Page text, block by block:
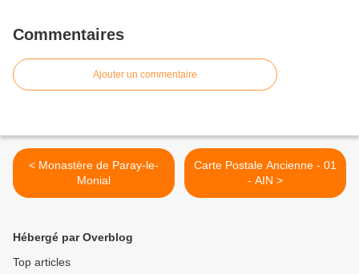
Commentaires
Ajouter un commentaire
< Monastère de Paray-le-
Monial
Carte Postale Ancienne - 01
- AIN >
Hébergé par Overblog
Top articles